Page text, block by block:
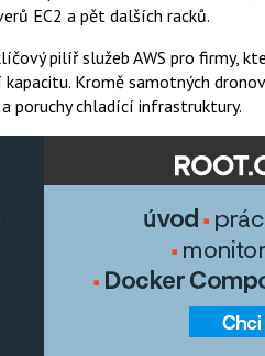
EC2 a pět dalších racků.
pilíř služeb AWS pro firmy,
Kromě samotných
poruchy chladící infrastruktury.